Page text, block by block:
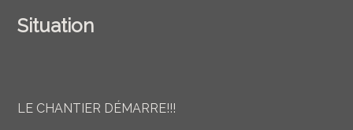
Situation
LE CHANTIER DÉMARRE!!!